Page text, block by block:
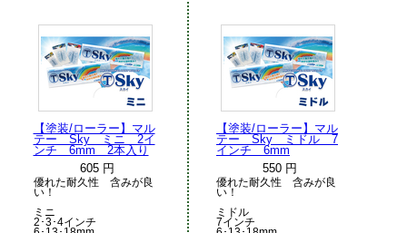
【塗装/ローラー】マル
テー Sky ミニ 2イ
ンチ 6mm 2本入り
605 円
優れた耐久性 含みが良
い！
ミニ
2･3･4インチ
【塗装/ローラー】マル
テー Sky ミドル 7
インチ 6mm
550 円
優れた耐久性 含みが良
い！
ミドル
7インチ